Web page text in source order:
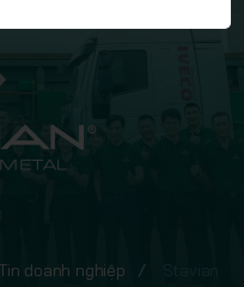
Tin doanh nghiệp